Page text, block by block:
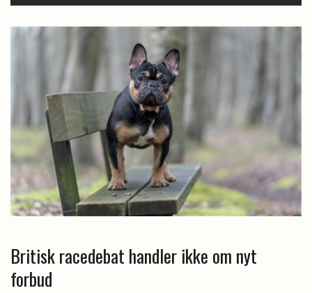
Britisk racedebat handler ikke om nyt
forbud